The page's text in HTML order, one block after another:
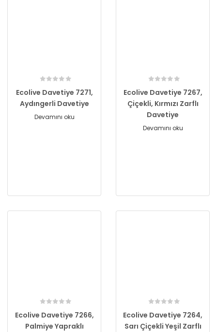
Ecolive Davetiye 7271,
Aydıngerli Davetiye
Devamını oku
Ecolive Davetiye 7267,
Çiçekli, Kırmızı Zarflı
Davetiye
Devamını oku
Ecolive Davetiye 7266,
Palmiye Yapraklı
Ecolive Davetiye 7264,
Sarı Çiçekli Yeşil Zarflı